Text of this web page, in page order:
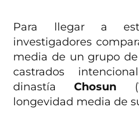
Para llegar a
investigadores
media de un grupo
castrados
dinastíaChosun
longevidad media de